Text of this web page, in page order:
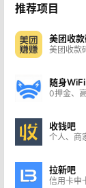
推荐项目
美团收
美团收款
随身WiFi
0押金、
收钱吧
个人、商
拉新吧
信用卡申